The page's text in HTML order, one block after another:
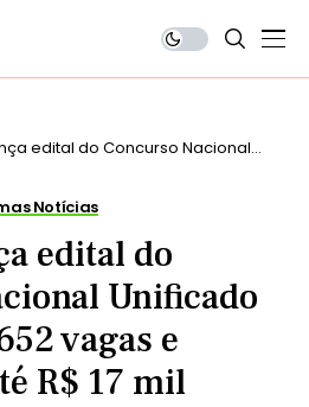
edital do Concurso Nacional
Notícias
edital do
Unificado
vagas e
R$ 17 mil